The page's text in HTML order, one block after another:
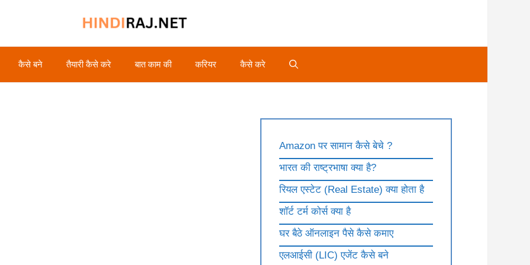
कैसे बने तैयारी कैसे करे बात काम की करियर कैसे करे
Amazon पर सामान कैसे बेचे ?
भारत की राष्ट्रभाषा क्या है?
रियल एस्टेट (Real Estate) क्या होता है
शॉर्ट टर्म कोर्स क्या है
घर बैठे ऑनलाइन पैसे कैसे कमाए
एलआईसी (LIC) एजेंट कैसे बने